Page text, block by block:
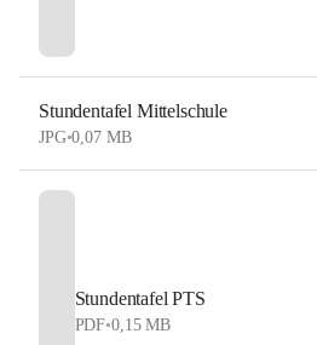
Stundentafel Mittelschule
JPG•0,07 MB
Stundentafel PTS
PDF•0,15 MB